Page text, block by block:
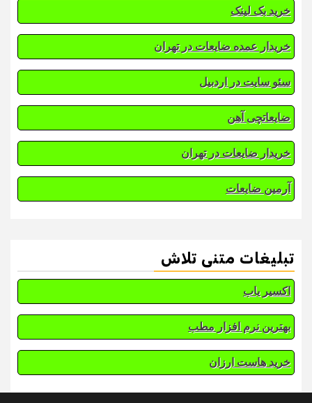
خرید بک لینک
خریدار عمده ضایعات در تهران
سئو سایت در اردبیل
ضایعاتچی آهن
خریدار ضایعات در تهران
آرمین ضایعات
تبلیغات متنی تلاش
اکسیر یاب
بهترین نرم افزار مطب
خرید هاست ارزان